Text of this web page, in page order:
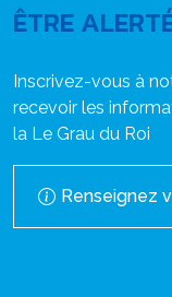
ÊTRE
Inscrivez-vous à
recevoir les
la Le Grau du Roi
Renseignez